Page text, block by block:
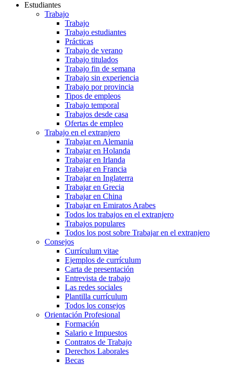
Estudiantes
Trabajo
Trabajo
Trabajo estudiantes
Prácticas
Trabajo de verano
Trabajo titulados
Trabajo fin de semana
Trabajo sin experiencia
Trabajo por provincia
Tipos de empleos
Trabajo temporal
Trabajos desde casa
Ofertas de empleo
Trabajo en el extranjero
Trabajar en Alemania
Trabajar en Holanda
Trabajar en Irlanda
Trabajar en Francia
Trabajar en Inglaterra
Trabajar en Grecia
Trabajar en China
Trabajar en Emiratos Arabes
Todos los trabajos en el extranjero
Trabajos populares
Todos los post sobre Trabajar en el extranjero
Consejos
Currículum vitae
Ejemplos de currículum
Carta de presentación
Entrevista de trabajo
Las redes sociales
Plantilla currículum
Todos los consejos
Orientación Profesional
Formación
Salario e Impuestos
Contratos de Trabajo
Derechos Laborales
Becas